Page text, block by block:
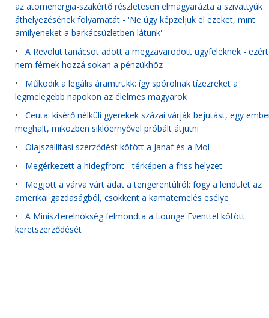
az atomenergia-szakértő részletesen elmagyarázta a szivattyúk
áthelyezésének folyamatát - 'Ne úgy képzeljük el ezeket, mint
amilyeneket a barkácsüzletben látunk'
• A Revolut tanácsot adott a megzavarodott ügyfeleknek - ezért
nem férnek hozzá sokan a pénzükhöz
• Működik a legális áramtrükk: így spórolnak tízezreket a
legmelegebb napokon az élelmes magyarok
• Ceuta: kísérő nélküli gyerekek százai várják bejutást, egy
meghalt, miközben siklóernyővel próbált átjutni
• Olajszállítási szerződést kötött a Janaf és a Mol
• Megérkezett a hidegfront - térképen a friss helyzet
• Megjött a várva várt adat a tengerentúlról: fogy a lendület az
amerikai gazdaságból, csökkent a kamatemelés esélye
• A Miniszterelnökség felmondta a Lounge Eventtel kötött
keretszerződését